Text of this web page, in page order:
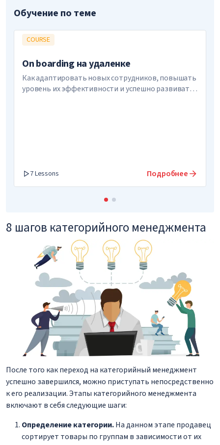
Обучение по теме
COURSE
On boarding на удаленке
Как адаптировать новых сотрудников, повышать
уровень их эффективности и успешно развивать
7 Lessons Подробнее
8 шагов категорийного менеджмента
После того как переход на категорийный менеджмент
успешно завершился, можно приступать непосредственно
к его реализации. Этапы категорийного менеджмента
включают в себя следующие шаги:
Определение категории.На данном этапе продавец
сортирует товары по группам в зависимости от их